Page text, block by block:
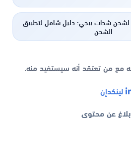
شدات ببجي: دليل شامل لتطبيق
الشحن
مع من تعتقد أنه سيستفيد منه.
لينكدإن
عن محتوى